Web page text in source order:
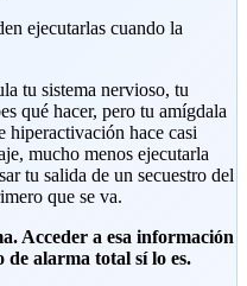
ejecutarlas cuando la
tu sistema nervioso, tu
qué hacer, pero tu amígdala
hiperactivación hace casi
mucho menos ejecutarla
tu salida de un secuestro del
que se va.
Acceder a esa información
de alarma total sí lo es.